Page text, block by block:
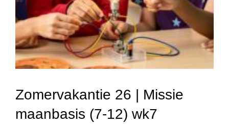
Zomervakantie 26 | Missie
maanbasis (7-12) wk7